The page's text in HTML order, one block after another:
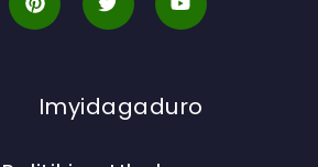
Imyidagaduro